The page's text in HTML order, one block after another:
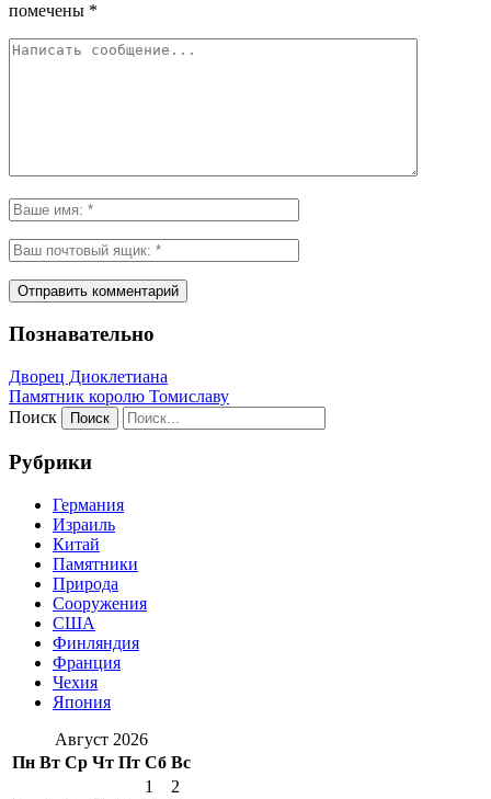
помечены *
Познавательно
Дворец Диоклетиана
Памятник королю Томиславу
Поиск
Рубрики
Германия
Израиль
Китай
Памятники
Природа
Сооружения
США
Финляндия
Франция
Чехия
Япония
Август 2026
Пн Вт Ср Чт Пт Сб Вс
1
2